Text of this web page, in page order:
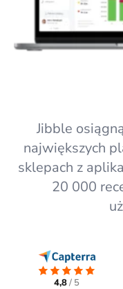
Jibble
największych
sklepach z
20 000
4,8/ 5